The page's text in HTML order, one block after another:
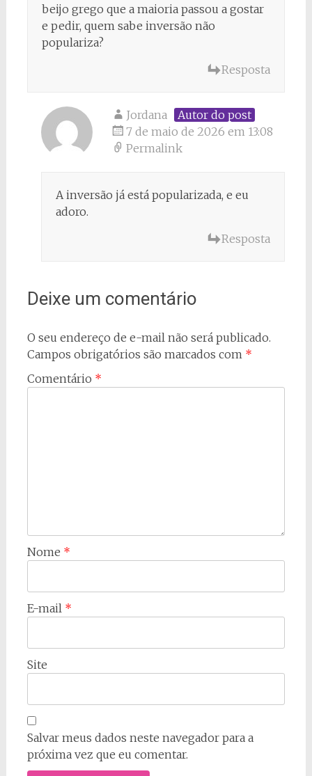
beijo grego que a maioria passou a gostar
e pedir, quem sabe inversão não
populariza?
Resposta
Jordana
Autor do post
7 de maio de 2026 em 13:08
Permalink
A inversão já está popularizada, e eu
adoro.
Resposta
Deixe um comentário
O seu endereço de e-mail não será publicado.
Campos obrigatórios são marcados com *
Comentário *
Nome *
E-mail *
Site
Salvar meus dados neste navegador para a
próxima vez que eu comentar.